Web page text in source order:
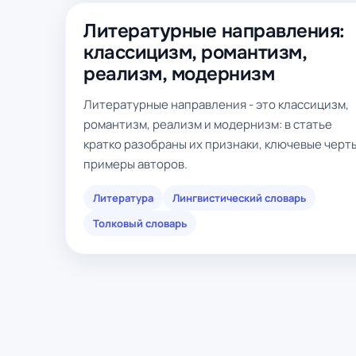
Литературные направления:
классицизм, романтизм,
реализм, модернизм
Литературные направления - это классицизм,
романтизм, реализм и модернизм: в статье
кратко разобраны их признаки, ключевые
примеры авторов.
Литература
Лингвистический словарь
Толковый словарь